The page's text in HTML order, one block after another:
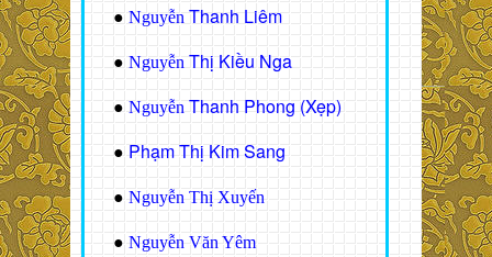
● Nguyễn Thanh Liêm
● Nguyễn Thị Kiều Nga
● Nguyễn Thanh Phong (Xẹp)
● Phạm Thị Kim Sang
● Nguyễn Thị Xuyến
● Nguyễn Văn Yêm